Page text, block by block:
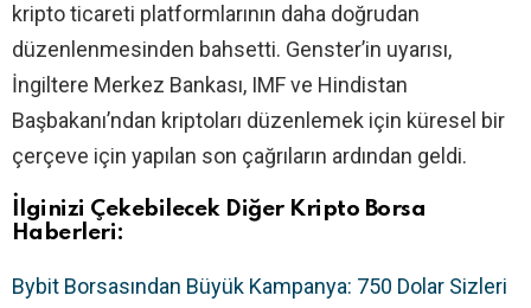
kripto ticareti platformlarının daha doğrudan
düzenlenmesinden bahsetti. Genster’in uyarısı,
İngiltere Merkez Bankası, IMF ve Hindistan
Başbakanı’ndan kriptoları düzenlemek için küresel bir
çerçeve için yapılan son çağrıların ardından geldi.
İlginizi Çekebilecek Diğer Kripto Borsa
Haberleri:
Bybit Borsasından Büyük Kampanya: 750 Dolar Sizleri